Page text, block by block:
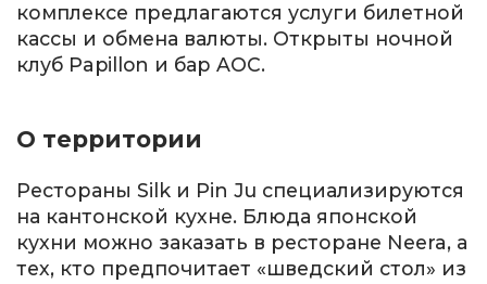
комплексе предлагаются услуги билетной
кассы и обмена валюты. Открыты ночной
клуб Papillon и бар AOC.
О территории
Рестораны Silk и Pin Ju специализируются
на кантонской кухне. Блюда японской
кухни можно заказать в ресторане Neera, а
тех, кто предпочитает «шведский стол» из